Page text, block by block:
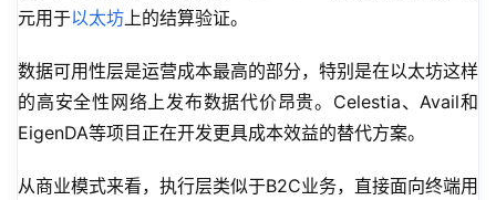
元用于以太坊上的结算验证。
数据可用性层是运营成本最高的部分，特别是在以太坊这样
的高安全性网络上发布数据代价昂贵。Celestia、Avail和
EigenDA等项目正在开发更具成本效益的替代方案。
从商业模式来看，执行层类似于B2C业务，直接面向终端用